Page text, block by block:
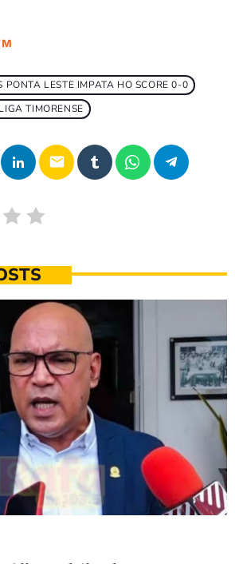
PONTA LESTE IMPATA HO SCORE 0-0
TIMORENSE
email